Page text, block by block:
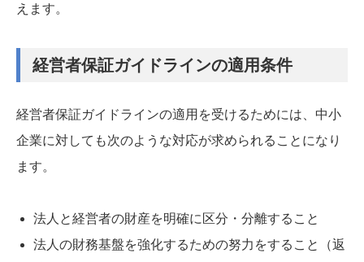
えます。
経営者保証ガイドラインの適用条件
経営者保証ガイドラインの適用を受けるためには、中小
企業に対しても次のような対応が求められることになり
ます。
法人と経営者の財産を明確に区分・分離すること
法人の財務基盤を強化するための努力をすること（返